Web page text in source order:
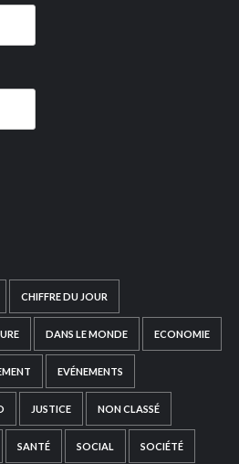
CHIFFRE DU JOUR
DANS LE MONDE ECONOMIE
EVÉNEMENTS
JUSTICE NON CLASSÉ
SANTÉ SOCIAL SOCIÉTÉ